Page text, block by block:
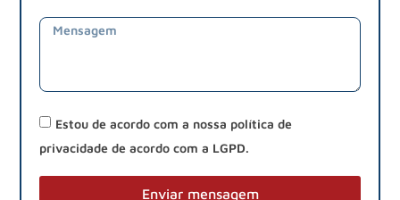
Estou de acordo com a nossa política de
privacidade de acordo com a LGPD.
Enviar mensagem